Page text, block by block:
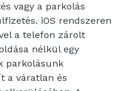
vagy a parkolás
iOS rendszeren
a telefon zárolt
nélkül egy
parkolásunk
a váratlan és